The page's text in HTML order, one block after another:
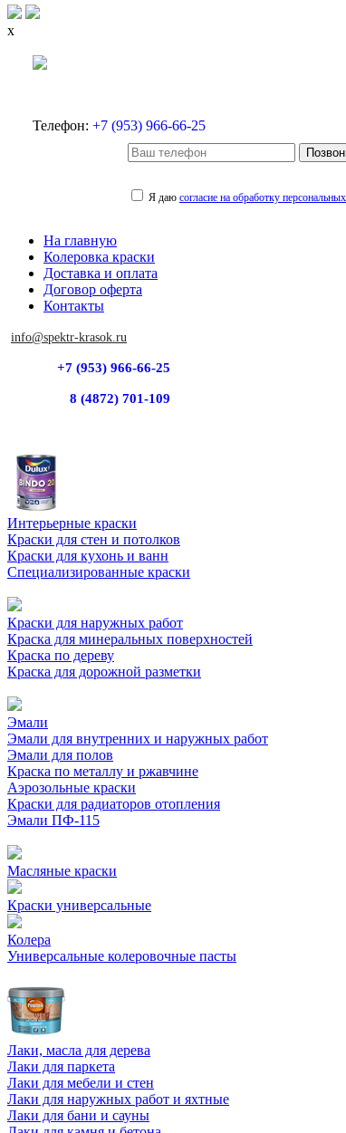
x
Телефон: +7 (953) 966-66-25
Я даю согласие на обработку
На главную
Колеровка краски
Доставка и оплата
Договор оферта
Контакты
info@spektr-krasok.ru
+7 (953) 966-66-25
8 (4872) 701-109
Интерьерные краски
Краски для стен и потолков
Краски для кухонь и ванн
Специализированные краски
Краски для наружных работ
Краска для минеральных поверхностей
Краска по дереву
Краска для дорожной разметки
Эмали
Эмали для внутренних и наружных работ
Эмали для полов
Краска по металлу и ржавчине
Аэрозольные краски
Краски для радиаторов отопления
Эмали ПФ-115
Масляные краски
Краски универсальные
Колера
Универсальные колеровочные пасты
Лаки, масла для дерева
Лаки для паркета
Лаки для мебели и стен
Лаки для наружных работ и яхтные
Лаки для бани и сауны